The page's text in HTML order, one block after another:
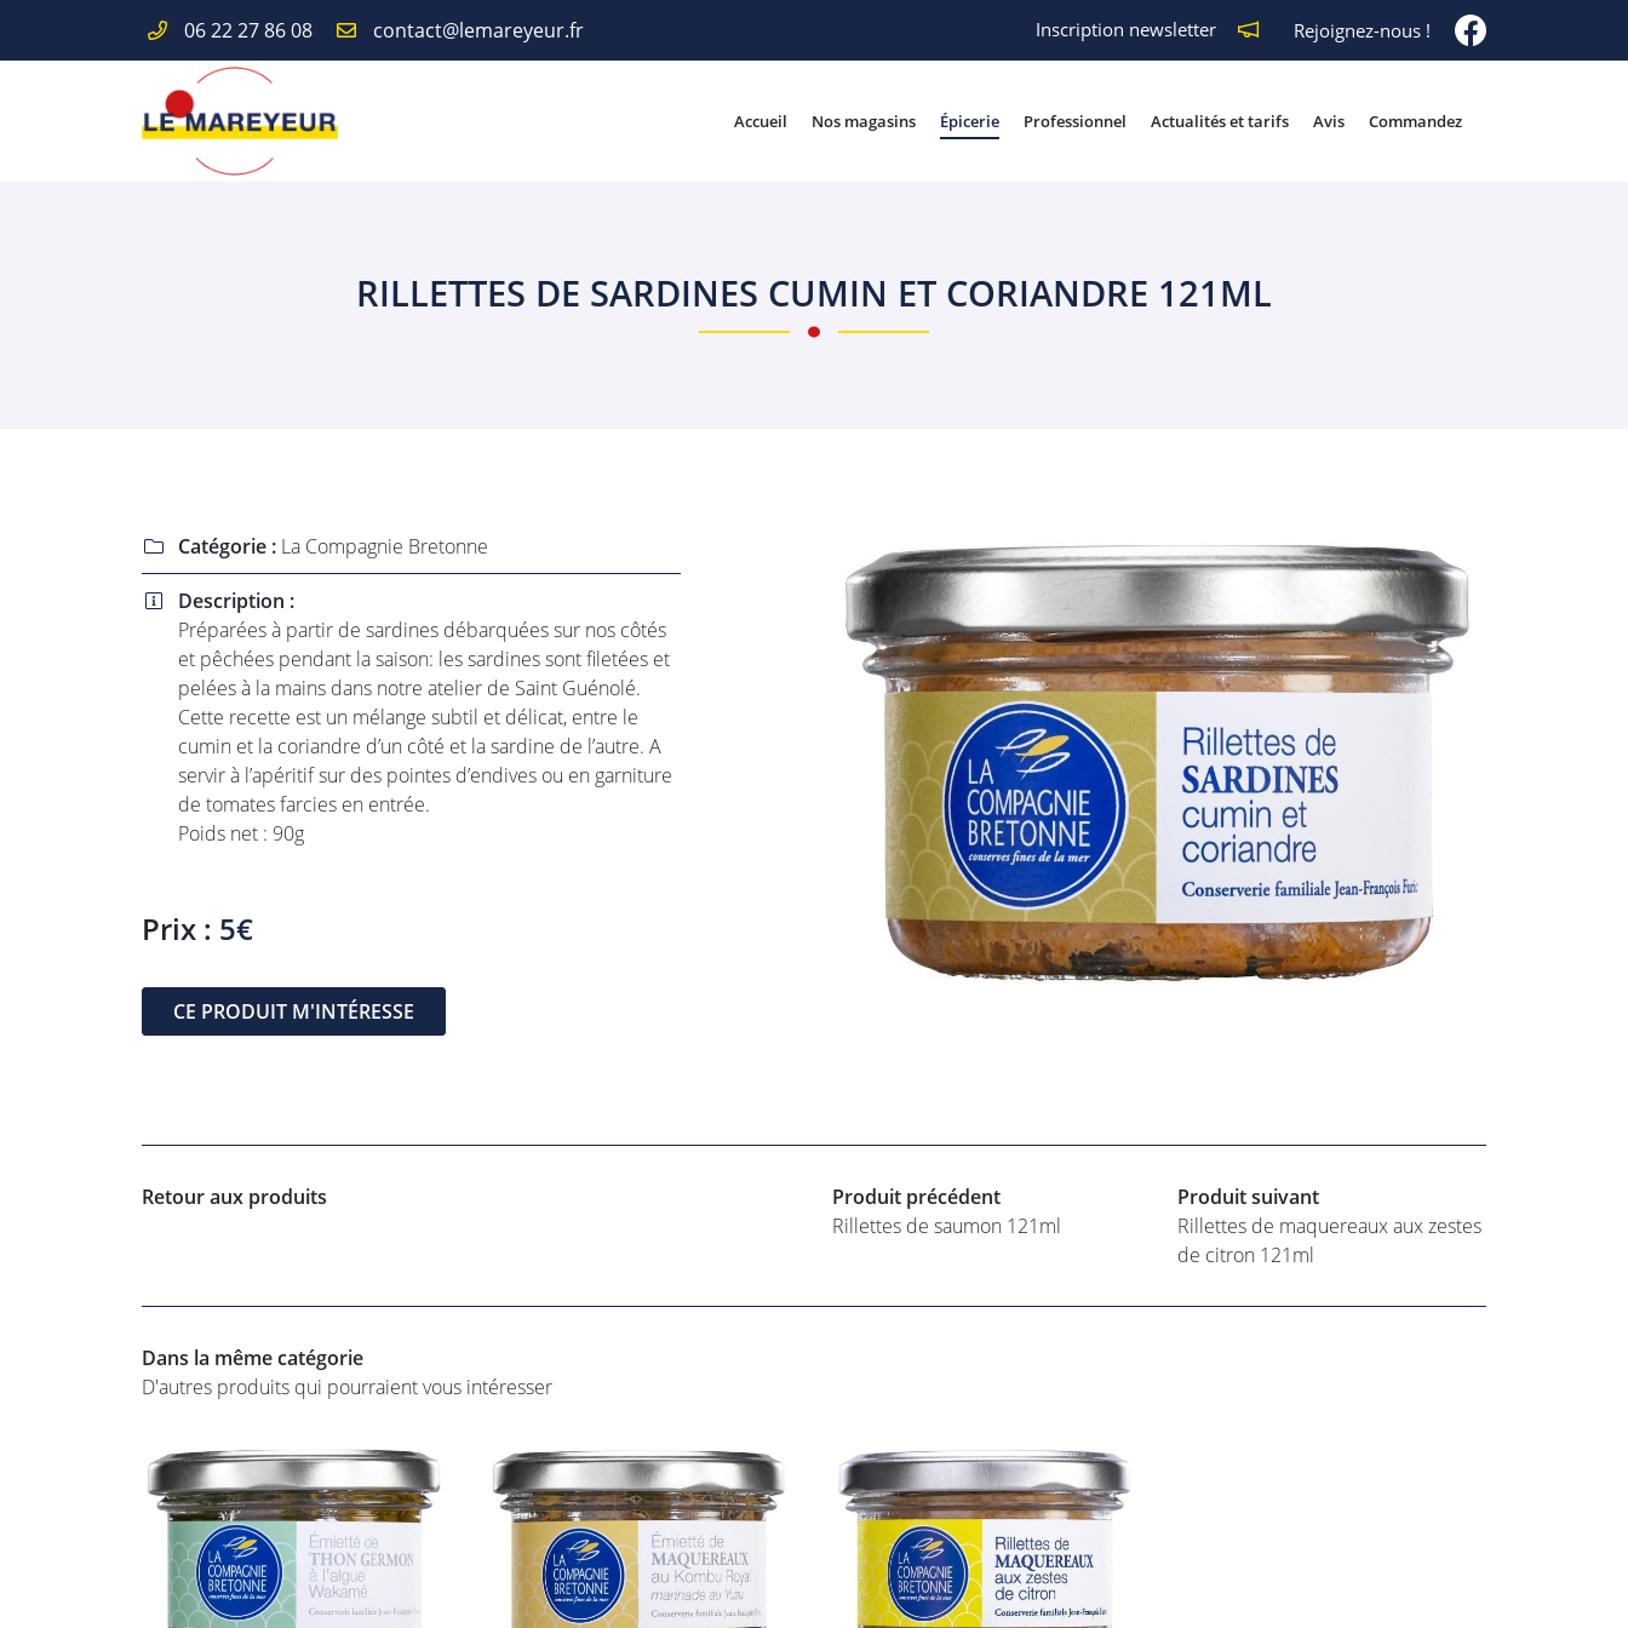
06 22 27 86 08 Inscription newsletter Rejoignez-nous !
Accueil Nos magasins Épicerie Professionnel Actualités et tarifs Avis Commandez
Route de Paris
06 22 27 86 08
l'adresse email indiqué ci-dessus. Vous pouvez vous désinscrire à tout moment en
le formulaire de désinscription.
INSCRIPTION
RILLETTES DE SARDINES CUMIN ET CORIANDRE 121ML
 Catégorie : La Compagnie Bretonne

Description :
Préparées à partir de sardines débarquées sur nos côtés
et pêchées pendant la saison: les sardines sont filetées et
pelées à la mains dans notre atelier de Saint Guénolé.
Cette recette est un mélange subtil et délicat, entre le
cumin et la coriandre d’un côté et la sardine de l’autre. A
servir à l’apéritif sur des pointes d’endives ou en garniture
de tomates farcies en entrée.
Poids net : 90g
Prix : 5€
CE PRODUIT M'INTÉRESSE
Retour aux produits
Produit précédent
Rillettes de saumon 121ml
Produit suivant
Rillettes de maquereaux aux zestes
de citron 121ml
Dans la même catégorie
D'autres produits qui pourraient vous intéresser